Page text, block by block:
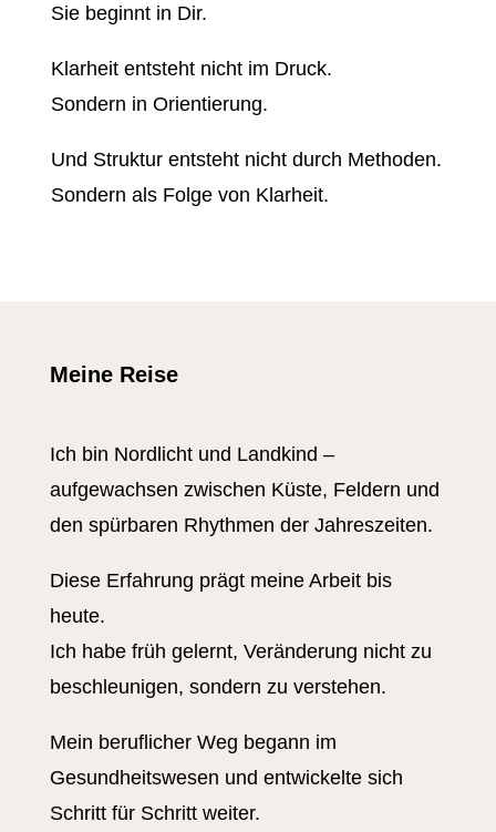
Sie beginnt in Dir.
Klarheit entsteht nicht im Druck.
Sondern in Orientierung.
Und Struktur entsteht nicht durch Methoden.
Sondern als Folge von Klarheit.
Meine Reise
Ich bin Nordlicht und Landkind –
aufgewachsen zwischen Küste, Feldern und
den spürbaren Rhythmen der Jahreszeiten.
Diese Erfahrung prägt meine Arbeit bis
heute.
Ich habe früh gelernt, Veränderung nicht zu
beschleunigen, sondern zu verstehen.
Mein beruflicher Weg begann im
Gesundheitswesen und entwickelte sich
Schritt für Schritt weiter.